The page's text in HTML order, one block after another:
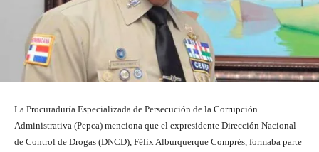
La Procuraduría Especializada de Persecución de la Corrupción
Administrativa (Pepca) menciona que el expresidente Dirección Nacional
de Control de Drogas (DNCD), Félix Alburquerque Comprés, formaba parte